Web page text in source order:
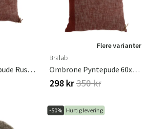
Ombrone Pyntepude Rust Brafab
Flere varianter
Brafab
Ombrone Pyntepude 60x60 Cm Rust
298 kr350 kr
-50% Hurtig levering